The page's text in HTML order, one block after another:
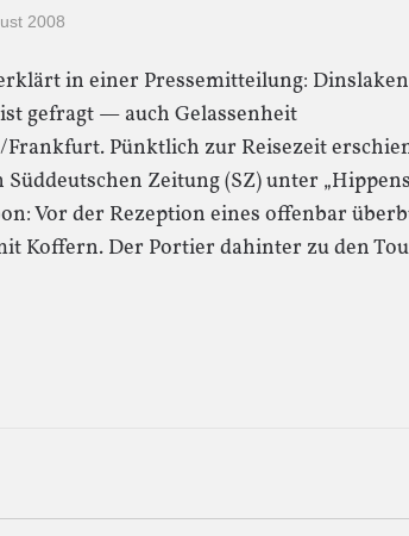
2008
in einer Pressemitteilung:
gefragt — auch Gelassenheit
Pünktlich zur Reisezeit
Zeitung (SZ) unter
Vor der Rezeption eines offenbar
Koffern. Der Portier dahinter zu den